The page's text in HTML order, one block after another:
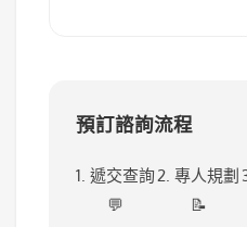
預訂諮詢流程
1. 遞交查詢
💬
2. 專人規劃
📝